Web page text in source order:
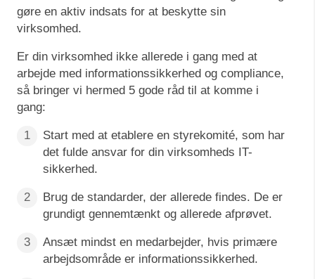
gøre en aktiv indsats for at beskytte sin
virksomhed.
Er din virksomhed ikke allerede i gang med at
arbejde med informationssikkerhed og compliance,
så bringer vi hermed 5 gode råd til at komme i
gang:
Start med at etablere en styrekomité, som har
det fulde ansvar for din virksomheds IT-
sikkerhed.
Brug de standarder, der allerede findes. De er
grundigt gennemtænkt og allerede afprøvet.
Ansæt mindst en medarbejder, hvis primære
arbejdsområde er informationssikkerhed.